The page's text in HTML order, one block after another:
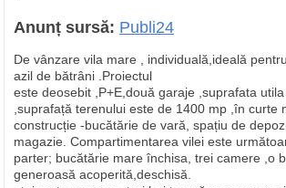
Anunț sursă: Publi24
De vânzare vila mare , individuală,ideală
azil de bătrâni .Proiectul
este deosebit ,P+E,două garaje ,suprafata
,suprafață terenului este de 1400 mp ,în curte
construcție -bucătărie de vară, spațiu de
magazie. Compartimentarea vilei este
parter; bucătărie mare închisa, trei camere ,o
generoasă acoperită,deschisă.